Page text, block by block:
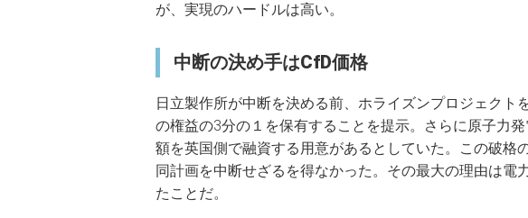
が、実現のハードルは高い。
中断の決め手はCfD価格
日立製作所が中断を決める前、ホライズンプロジェクト
の権益の3分の１を保有することを提示。さらに原子力
額を英国側で融資する用意があるとしていた。この破格
同計画を中断せざるを得なかった。その最大の理由は電
たことだ。